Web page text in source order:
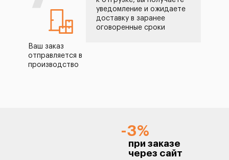
Ваш заказ
отправляется в
производство
уведомление и ожидаете
доставку в заранее
оговоренные сроки
-3%
при заказе
через сайт